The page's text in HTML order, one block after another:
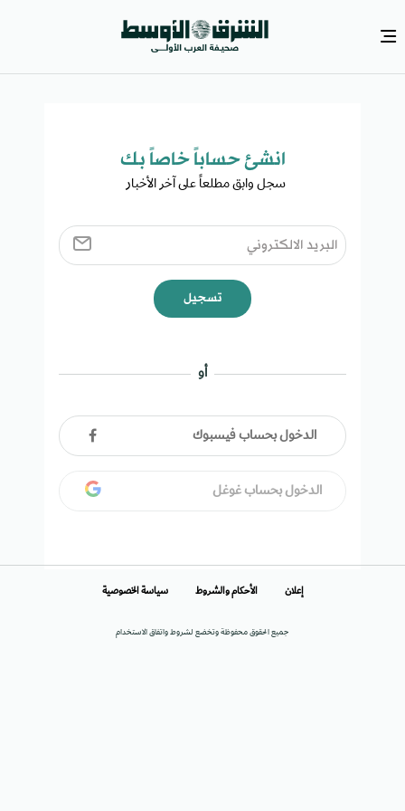
انشئ حساباً خاصاً بك​
سجل وابق مطلعاً على آخر الأخبار ​
تسجيل
أو
الدخول بحساب فيسبوك
الدخول بحساب غوغل
جميع الحقوق محفوظة وتخضع لشروط واتفاق الاستخدام
إعلان الأحكام والشروط سياسة الخصوصية